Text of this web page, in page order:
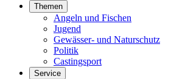
Themen
Angeln und Fischen
Jugend
Gewässer- und Naturschutz
Politik
Castingsport
Service